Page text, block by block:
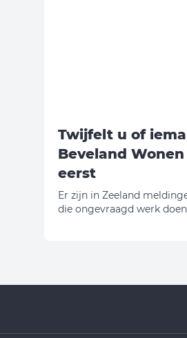
Twijfelt u of
Beveland
eerst
Er zijn in Zeeland
die ongevraagd werk